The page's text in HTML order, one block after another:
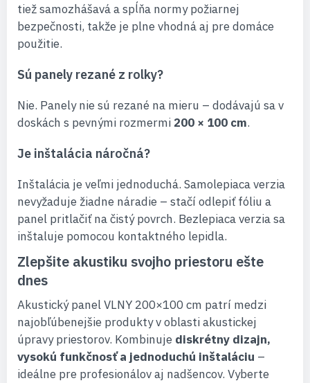
tiež samozhášavá a spĺňa normy požiarnej
bezpečnosti, takže je plne vhodná aj pre domáce
použitie.
Sú panely rezané z rolky?
Nie. Panely nie sú rezané na mieru – dodávajú sa v
doskách s pevnými rozmermi 200 × 100 cm.
Je inštalácia náročná?
Inštalácia je veľmi jednoduchá. Samolepiaca verzia
nevyžaduje žiadne náradie – stačí odlepiť fóliu a
panel pritlačiť na čistý povrch. Bezlepiaca verzia sa
inštaluje pomocou kontaktného lepidla.
Zlepšite akustiku svojho priestoru ešte
dnes
Akustický panel VLNY 200×100 cm patrí medzi
najobľúbenejšie produkty v oblasti akustickej
úpravy priestorov. Kombinuje diskrétny dizajn,
vysokú funkčnosť a jednoduchú inštaláciu –
ideálne pre profesionálov aj nadšencov. Vyberte